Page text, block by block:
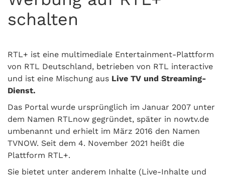
schalten
RTL+ ist eine multimediale Entertainment-Plattform
von RTL Deutschland, betrieben von RTL interactive
und ist eine Mischung aus Live TV und Streaming-
Dienst.
Das Portal wurde ursprünglich im Januar 2007 unter
dem Namen RTLnow gegründet, später in nowtv.de
umbenannt und erhielt im März 2016 den Namen
TVNOW. Seit dem 4. November 2021 heißt die
Plattform RTL+.
Sie bietet unter anderem Inhalte (Live-Inhalte und